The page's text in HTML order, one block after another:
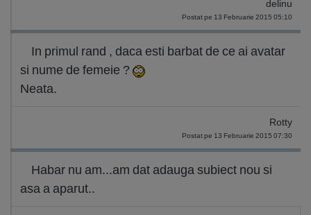
delinu
Postat pe 13 Februarie 2015 05:10
In primul rand , daca esti barbat de ce ai avatar
si nume de femeie ?
Neata.
Rotty
Postat pe 13 Februarie 2015 07:30
Habar nu am...am dat adauga subiect nou si
asa a aparut..